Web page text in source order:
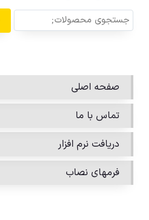
صفحه اصلی
تماس با ما
دریافت نرم افزار
فرمهای نصاب